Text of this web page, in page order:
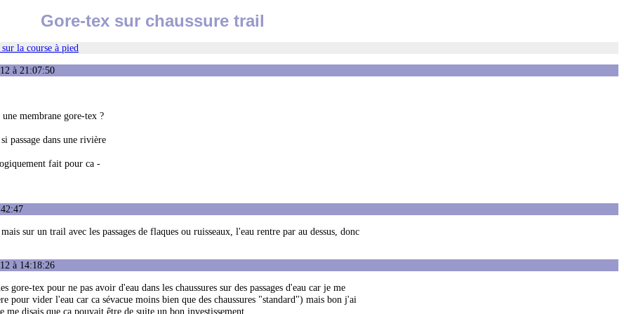
Gore-tex sur chaussure trail
la course à pied
à 21:07:50
membrane gore-tex ?
passage dans une rivière
fait pour ca -
sur un trail avec les passages de flaques ou ruisseaux, l'eau rentre par au dessus, donc
à 14:18:26
tex pour ne pas avoir d'eau dans les chaussures sur des passages d'eau car je me
pour vider l'eau car ca sévacue moins bien que des chaussures "standard") mais bon j'ai
disais que ca pouvait être de suite un bon investissement.